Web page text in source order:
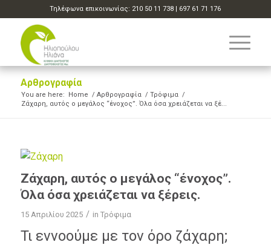
Τηλέφωνα επικοινωνίας: 210 50 11 738 | 697 61 71 176
Αρθρογραφία
You are here: Home / Αρθρογραφία / Τρόφιμα /
Ζάχαρη, αυτός ο μεγάλος “ένοχος”. Όλα όσα χρειάζεται να ξέ...
Ζάχαρη, αυτός ο μεγάλος “ένοχος”.
Όλα όσα χρειάζεται να ξέρεις.
15 Απριλίου 2025 / in Τρόφιμα
Τι εννοούμε με τον όρο ζάχαρη;